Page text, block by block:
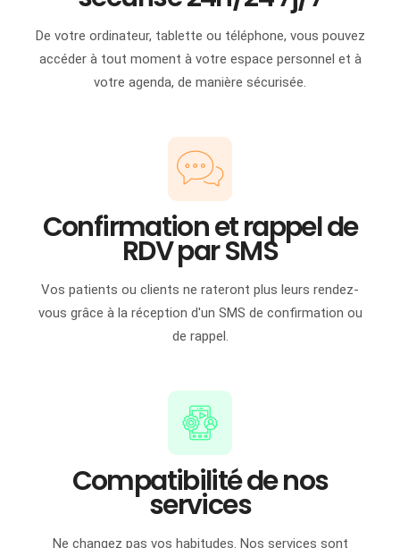
De votre ordinateur, tablette ou téléphone, vous pouvez
accéder à tout moment à votre espace personnel et à
votre agenda, de manière sécurisée.
Confirmation et rappel de
RDV par SMS
Vos patients ou clients ne rateront plus leurs rendez-
vous grâce à la réception d'un SMS de confirmation ou
de rappel.
Compatibilité de nos
services
Ne changez pas vos habitudes. Nos services sont